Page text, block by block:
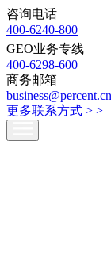
咨询电话
400-6240-800
GEO业务专线
400-6298-600
商务邮箱
business@percent.cn
更多联系方式 > >